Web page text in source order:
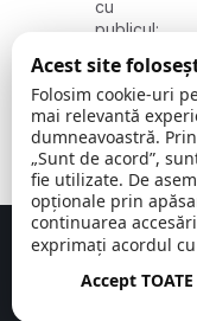
cu
publicul:
08:00 -
16:30
, vineri:
08:00 -
14:00
Comuna Cerchezu
Concept realizat de
Acest site
Folosim cookie-uri
mai relevantă
dumneavoastră.
„Sunt de acord”,
fie utilizate. De
opționale prin
continuarea
exprimați acordul
Accept TOATE